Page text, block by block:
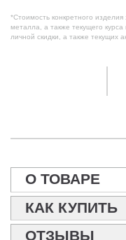
*Стоимость конкретного
металла, а также текущего
личной скидки, а также текущих
О ТОВАРЕ
КАК КУПИТЬ